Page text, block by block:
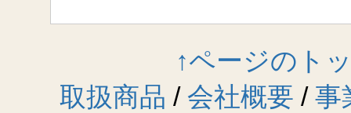
↑ページのト
取扱商品 / 会社概要 / 事